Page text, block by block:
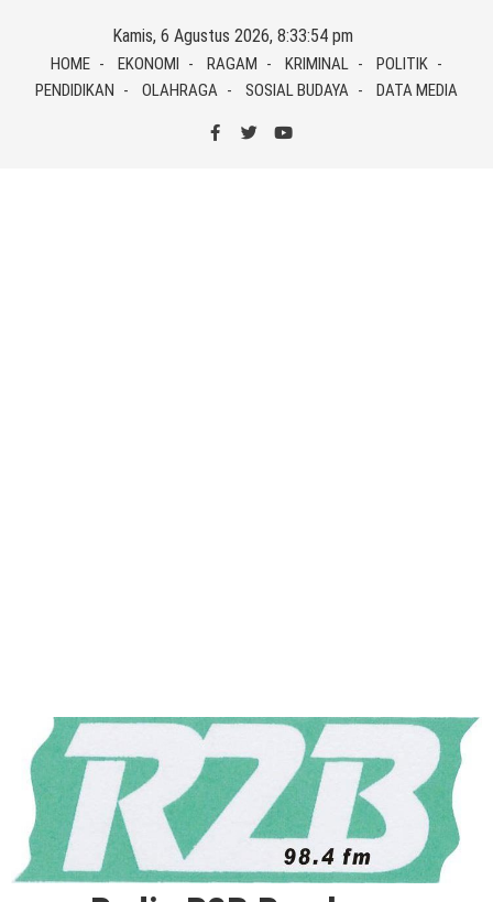
content
Kamis, 6 Agustus 2026, 8:33:54 pm
HOME EKONOMI RAGAM KRIMINAL
POLITIK
PENDIDIKAN
OLAHRAGA SOSIAL BUDAYA DATA MEDIA